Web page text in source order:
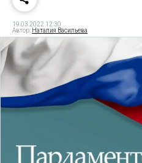
19.03.2022 12:30
Автор: Наталия Васильева